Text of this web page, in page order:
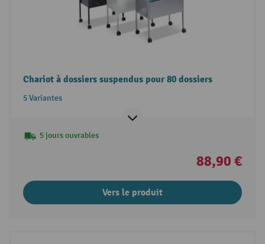
Chariot à dossiers suspendus pour 80 dossiers
5 Variantes
5 jours ouvrables
88,90 €
Vers le produit